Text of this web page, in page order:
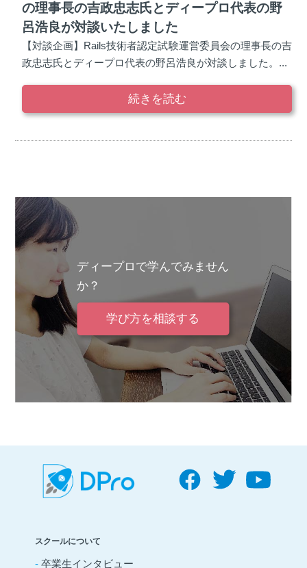
の理事長の吉政忠志氏とディープロ代表の野
呂浩良が対談いたしました
【対談企画】Rails技術者認定試験運営委員会の理事長の吉
政忠志氏とディープロ代表の野呂浩良が対談しました。...
続きを読む
ディープロで学んでみません
か？
学び方を相談する
スクールについて
- 卒業生インタビュー